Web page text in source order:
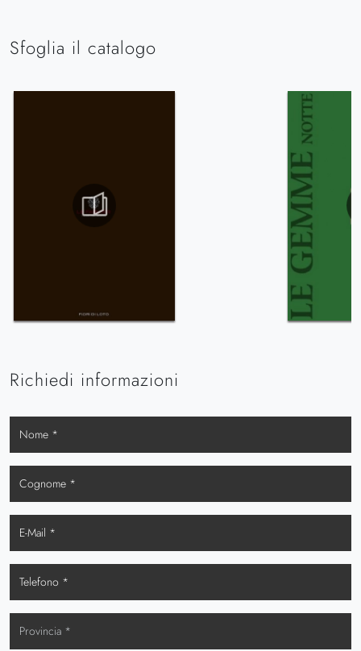
Sfoglia il catalogo
Richiedi informazioni